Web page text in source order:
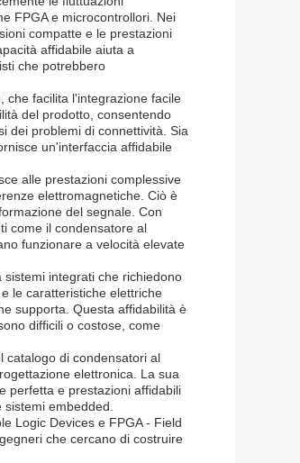
FPGA e microcontrollori. Nei
compatte e le prestazioni
affidabile aiuta a
che potrebbero
che facilita l'integrazione facile
del prodotto, consentendo
dei problemi di connettività. Sia
un'interfaccia affidabile
alle prestazioni complessive
elettromagnetiche. Ciò è
del segnale. Con
come il condensatore al
funzionare a velocità elevate
integrati che richiedono
le caratteristiche elettriche
supporta. Questa affidabilità è
difficili o costose, come
catalogo di condensatori al
elettronica. La sua
perfetta e prestazioni affidabili
embedded.
Logic Devices e FPGA - Field
che cercano di costruire